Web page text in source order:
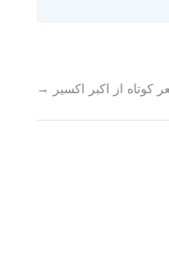
از اکبر اکسیر →